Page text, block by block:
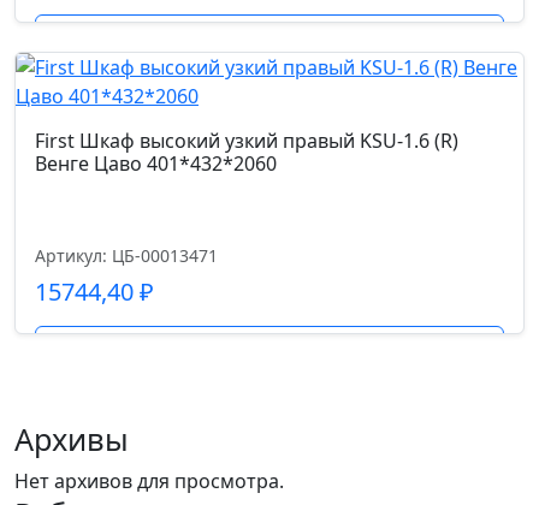
First Шкаф высокий узкий правый KSU-1.6 (R)
Венге Цаво 401*432*2060
Артикул: ЦБ-00013471
15744,40₽
Архивы
Нет архивов для просмотра.